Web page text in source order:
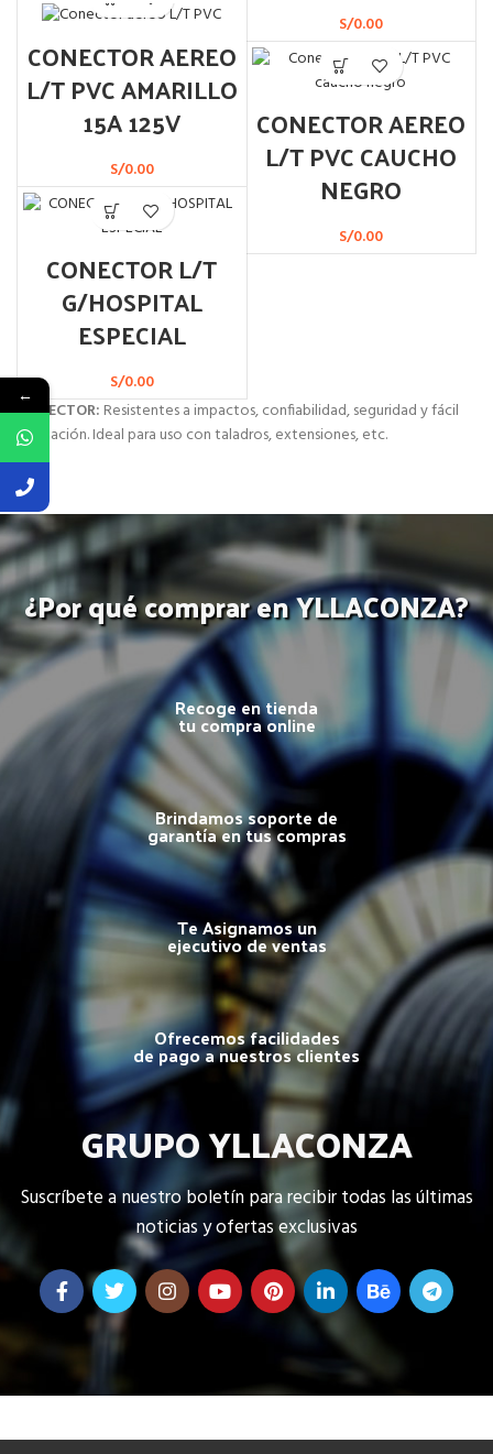
S/0.00
CONECTOR AEREO
L/T PVC AMARILLO
15A 125V
S/0.00
CONECTOR AEREO
L/T PVC CAUCHO
NEGRO
S/0.00
CONECTOR L/T
G/HOSPITAL
ESPECIAL
S/0.00
CONECTOR: Resistentes a impactos, confiabilidad, seguridad y fácil
instalación. Ideal para uso con taladros, extensiones, etc.
¿Por qué comprar en YLLACONZA?
Recoge en tienda
tu compra online
Brindamos soporte de
garantía en tus compras
Te Asignamos un
ejecutivo de ventas
Ofrecemos facilidades
de pago a nuestros clientes
GRUPO YLLACONZA
Suscríbete a nuestro boletín para recibir todas las últimas
noticias y ofertas exclusivas
←